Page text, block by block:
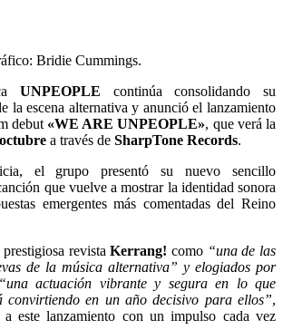
Bridie Cummings.
UNPEOPLE continúa consolidando su
la escena alternativa y anunció el lanzamiento
debut «WE ARE UNPEOPLE», que verá la
a través de SharpTone Records.
el grupo presentó su nuevo sencillo
que vuelve a mostrar la identidad sonora
emergentes más comentadas del Reino
revistaKerrang! como “una de las
de la música alternativa” y elogiados por
actuación vibrante y segura en lo que
convirtiendo en un año decisivo para ellos”,
a este lanzamiento con un impulso cada vez